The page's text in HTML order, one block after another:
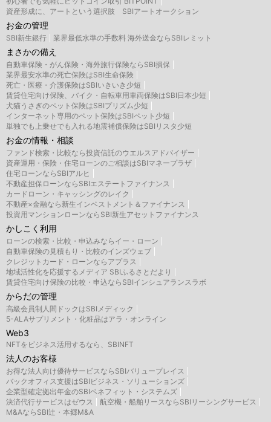
資産形成に、アートという選択肢 SBIアートオークション
お金の管理
SBI新生銀行 業界最低水準の手数料 海外送金ならSBIレミット
まさかの備え
自動車保険・がん保険・海外旅行保険ならSBI損保
業界最安水準の死亡保険はSBI生命保険
死亡・医療・介護保険はSBIいきいき少短
賃貸住宅向け保険、バイク・自転車用車両保険はSBI日本少短
犬猫うさぎのペット保険はSBIプリズム少短
インターネット専用のペット保険はSBIペット少短
単独でも上乗せでも入れる地震補償保険はSBIリスタ少短
お金の情報・相談
ファンド検索・比較なら投資信託のウエルスアドバイザー
資産運用・保険・住宅ローンのご相談はSBIマネープラザ
住宅ローンならSBIアルヒ
不動産担保ローンならSBIエステートファイナンス
カードローン・キャッシングのレイク
不動産×金融なら新生インベストメント＆ファイナンス
投資用マンションローンならSBI新生アセットファイナンス
かしこく利用
ローンの検索・比較・申込みならイー・ローン
自動車保険の見積もり・比較のインズウェブ
クレジットカード・ローンならアプラス
地域活性化を応援するメディア SBIふるさとだより
賃貸住宅向け保険の比較・申込ならSBIインシュアランスラボ
からだの管理
高級会員制人間ドックはSBIメディック
5-ALAサプリメント・化粧品はアラ・オンライン
Web3
NFTをビジネス活用するなら、SBINFT
法人のお客様
お得な法人向け優待サービスならSBIバリュープレイス
バックオフィス支援はSBIビジネス・ソリューションズ
企業型確定拠出年金のSBIベネフィット・システムズ
決済代行サービスはゼウス
航空機・船舶リースならSBIリーシングサービス
M&AならSBI辻・本郷M&A